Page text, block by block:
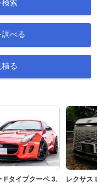
検索
べる
る
Fタイプクーペ 3.
レクサス